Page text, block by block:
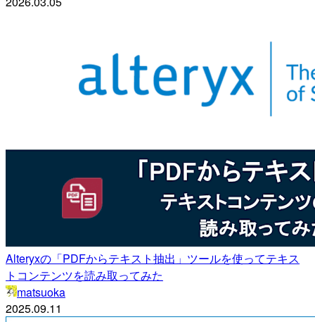
Alteryxの「PDFからテキスト抽出」ツールを使ってテキス
トコンテンツを読み取ってみた
matsuoka
2025.09.11